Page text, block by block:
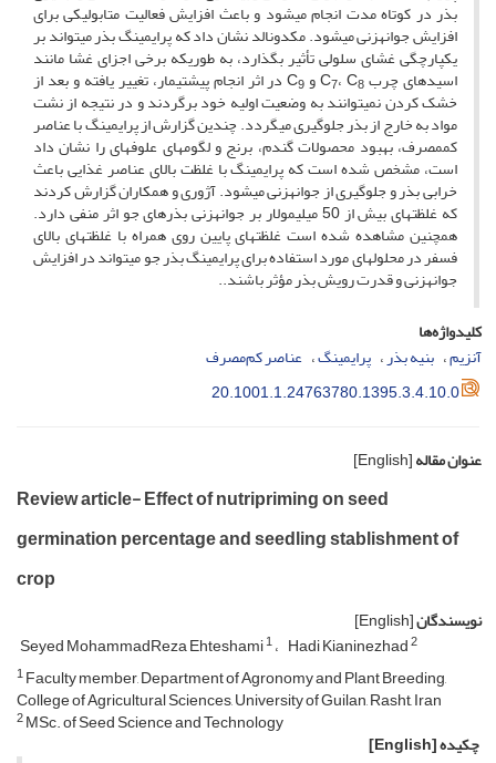
بذر در کوتاه مدت انجام می­شود و باعث افزایش فعالیت متابولیکی برای
افزایش جوانه­زنی می­شود. مک­دونالد نشان داد که پرایمینگ بذر می­تواند بر
یکپارچگی غشای سلولی تأثیر بگذارد، به طوری­که برخی اجزای غشا مانند
اسیدهای چرب C 7، C8 و C 9 در اثر انجام پیش­تیمار، تغییر یافته و بعد از
خشک کردن نمی­توانند به وضعیت اولیه خود برگردند و در نتیجه از نشت
مواد به خارج از بذر جلوگیری می­گردد. چندین گزارش از پرایمینگ با عناصر
کم­مصرف، بهبود محصولات گندم، برنج و لگوم­های علوفه­ای را نشان داد
است، مشخص شده است که پرایمینگ با غلظت بالای عناصر غذایی باعث
خرابی بذر و جلوگیری از جوانه­زنی می­شود. آژوری و همکاران گزارش کردند
که غلظت­های بیش از 50 میلی­مولار بر جوانه­زنی بذرهای جو اثر منفی دارد.
همچنین مشاهده شده است غلظت­های پایین روی همراه با غلظت­های بالای
فسفر در محلول­های مورد استفاده برای پرایمینگ بذر جو می­تواند در افزایش
جوانه­زنی و قدرت رویش بذر مؤثر باشند..
کلیدواژه‌ها
آنزیم بنیه بذر پرایمینگ عناصر کم‌مصرف
20.1001.1.24763780.1395.3.4.10.0
عنوان مقاله[English]
Review article- Effect of nutripriming on seed
germination percentage and seedling stablishment of
crop
نویسندگان[English]
Seyed MohammadReza Ehteshami1 Hadi Kianinezhad2
1Faculty member, Department of Agronomy and Plant Breeding,
College of Agricultural Sciences, University of Guilan, Rasht, Iran
2MSc. of Seed Science and Technology
چکیده[English]